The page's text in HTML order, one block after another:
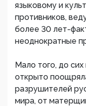
языковому и
противников,
более 30 лет-
неоднократные
Мало того, до
открыто
разрушителей
мира, от